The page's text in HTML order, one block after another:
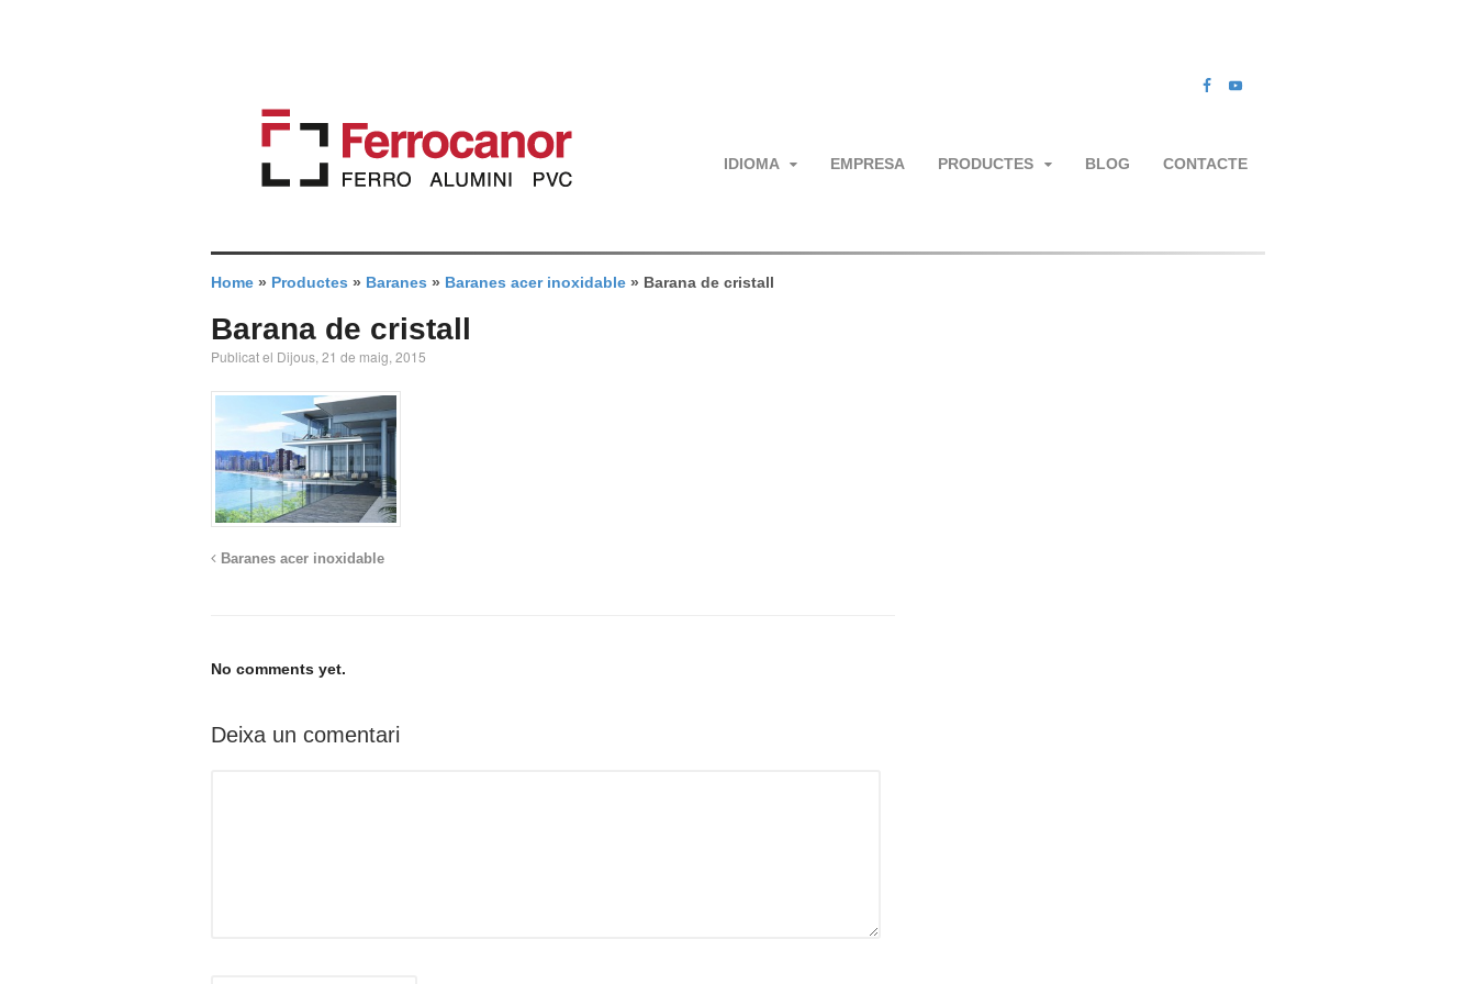
IDIOMA EMPRESA PRODUCTES BLOG CONTACTE
Home » Productes » Baranes » Baranes acer inoxidable » Barana de cristall
Barana de cristall
Publicat el Dijous, 21 de maig, 2015
Baranes acer inoxidable
No comments yet.
Deixa un comentari